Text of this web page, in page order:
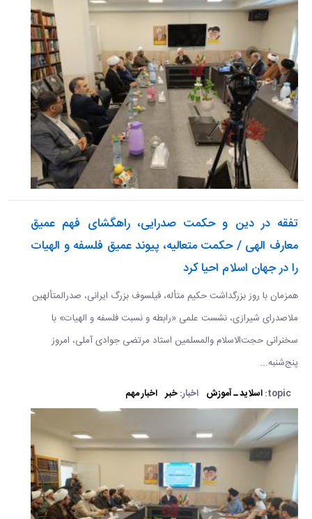
تفقه در دین و حکمت صدرایی، راهگشای فهم عمیق
معارف الهی / حکمت متعالیه، پیوند عمیق فلسفه و الهیات
را در جهان اسلام احیا کرد
همزمان با روز بزرگداشت حکیم متأله، فیلسوف بزرگ ایرانی، صدرالمتألهین
ملاصدرای شیرازی، نشست علمی «رابطه و نسبت فلسفه و الهیات» با
سخنرانی حجت‌الاسلام والمسلمین استاد مرتضی جوادی آملی، امروز
پنج‌شنبه...
topic: اسلاید ـ آموزش اخبار:خبر اخبار مهم